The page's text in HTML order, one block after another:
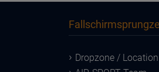
Dropzone / Location